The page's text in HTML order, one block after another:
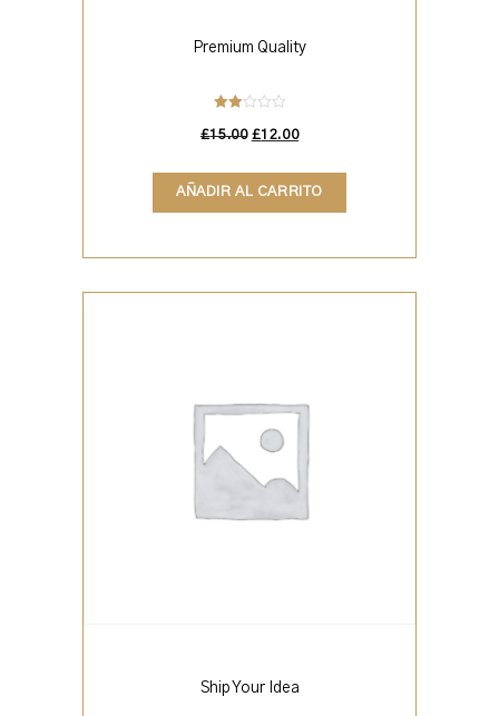
Premium Quality
rado
de 5
£15.00 £12.00
AÑADIR AL CARRITO
Ship Your Idea